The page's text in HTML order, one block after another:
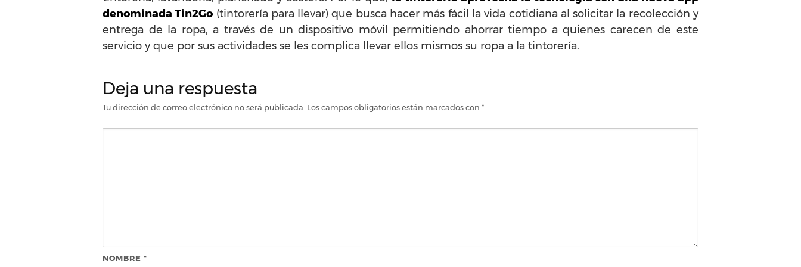
denominada Tin2Go (tintorería para llevar) que busca hacer más fácil la vida cotidiana al solicitar la recolección y
entrega de la ropa, a través de un dispositivo móvil permitiendo ahorrar tiempo a quienes carecen de este
servicio y que por sus actividades se les complica llevar ellos mismos su ropa a la tintorería.
Deja una respuesta
Tu dirección de correo electrónico no será publicada. Los campos obligatorios están marcados con *
NOMBRE *